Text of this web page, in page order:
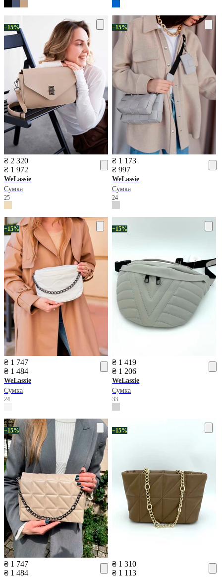
−15%
₴ 2 320
₴ 1 972
WeLassie
Сумка
25
−15%
₴ 1 173
₴ 997
WeLassie
Сумка
24
−15%
₴ 1 747
₴ 1 484
WeLassie
Сумка
24
−15%
₴ 1 419
₴ 1 206
WeLassie
Сумка
33
−15%
₴ 1 747
₴ 1 484
−15%
₴ 1 310
₴ 1 113